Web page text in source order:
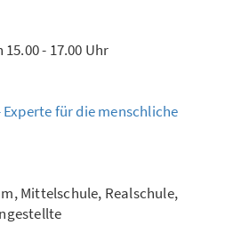
- 17.00 Uhr
für die menschliche
Mittelschule, Realschule,